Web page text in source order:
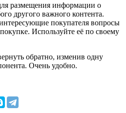
размещения информации о
другого важного контента.
покупателя вопросы
Используйте её по своему
обратно, изменив одну
Очень удобно.